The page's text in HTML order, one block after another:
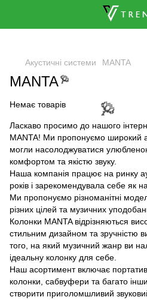
Акустичні системи MANTA
MANTA
Немає товарів
Ласкаво просимо до нашого
MANTA! Ми пропонуємо широкий
могли насолоджуватися
комфортом та якістю звуку.
Наша компанія працює на ринку
років і зарекомендувала себе як
Ми пропонуємо різноманітні
різних цілей та музичних
Колонки MANTA відрізняються
стильним дизайном та зручністю
того, на який музичний жанр ви
ідеальну колонку для себе.
Наш асортимент включає
колонки, сабвуфери та багато
створити приголомшливий
🌹